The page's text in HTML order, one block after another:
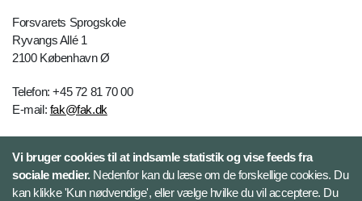
Forsvarets Sprogskole
Ryvangs Allé 1
2100 København Ø
Telefon: +45 72 81 70 00
E-mail: fak@fak.dk
Følg Forsvarets Sprogskole
Facebook
Vi bruger cookies til at indsamle statistik og vise feeds fra
sociale medier.Nedenfor kan du læse om de forskellige cookies. Du
kan klikke 'Kun nødvendige', eller vælge hvilke du vil acceptere. Du